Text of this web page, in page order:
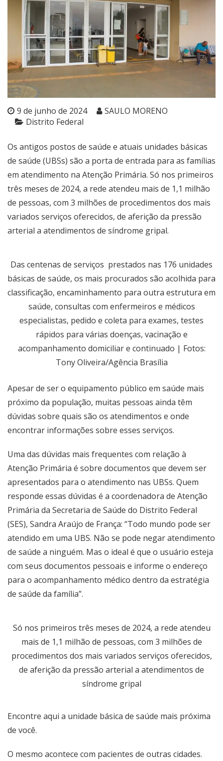
9 de junho de 2024
SAULO MORENO
Distrito Federal
Os antigos postos de saúde e atuais unidades básicas
de saúde (UBSs) são a porta de entrada para as famílias
em atendimento na Atenção Primária. Só nos primeiros
três meses de 2024, a rede atendeu mais de 1,1 milhão
de pessoas, com 3 milhões de procedimentos dos mais
variados serviços oferecidos, de aferição da pressão
arterial a atendimentos de síndrome gripal.
Das centenas de serviços prestados nas 176 unidades
básicas de saúde, os mais procurados são acolhida para
classificação, encaminhamento para outra estrutura em
saúde, consultas com enfermeiros e médicos
especialistas, pedido e coleta para exames, testes
rápidos para várias doenças, vacinação e
acompanhamento domiciliar e continuado | Fotos:
Tony Oliveira/Agência Brasília
Apesar de ser o equipamento público em saúde mais
próximo da população, muitas pessoas ainda têm
dúvidas sobre quais são os atendimentos e onde
encontrar informações sobre esses serviços.
Uma das dúvidas mais frequentes com relação à
Atenção Primária é sobre documentos que devem ser
apresentados para o atendimento nas UBSs. Quem
responde essas dúvidas é a coordenadora de Atenção
Primária da Secretaria de Saúde do Distrito Federal
(SES), Sandra Araújo de França: “Todo mundo pode ser
atendido em uma UBS. Não se pode negar atendimento
de saúde a ninguém. Mas o ideal é que o usuário esteja
com seus documentos pessoais e informe o endereço
para o acompanhamento médico dentro da estratégia
de saúde da família”.
Só nos primeiros três meses de 2024, a rede atendeu
mais de 1,1 milhão de pessoas, com 3 milhões de
procedimentos dos mais variados serviços oferecidos,
de aferição da pressão arterial a atendimentos de
síndrome gripal
Encontre aqui a unidade básica de saúde mais próxima
de você.
O mesmo acontece com pacientes de outras cidades.